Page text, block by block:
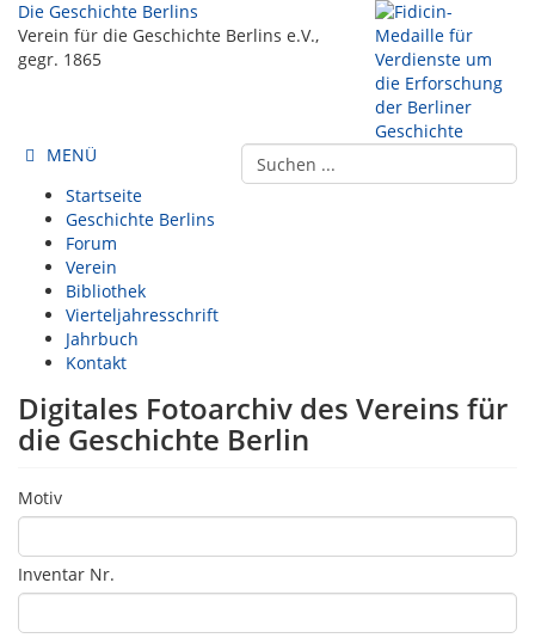
Die Geschichte Berlins
Verein für die Geschichte Berlins e.V.,
gegr. 1865
MENÜ
Startseite
Geschichte Berlins
Forum
Verein
Bibliothek
Vierteljahresschrift
Jahrbuch
Kontakt
Digitales Fotoarchiv des Vereins für
die Geschichte Berlin
Motiv
Inventar Nr.